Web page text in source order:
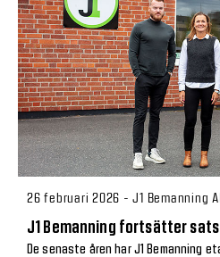
26 februari 2026 - J1 Bemanning
J1 Bemanning fortsätter
De senaste åren har J1 Bemanning